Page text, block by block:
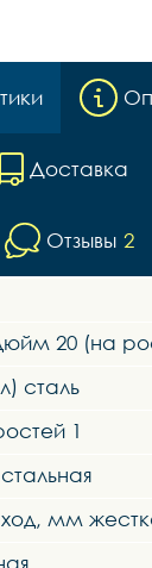
Доставка
Отзывы 2
20 (на
сталь
1
мм